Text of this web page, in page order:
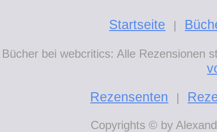
Startseite |
Bücher bei webcritics: Alle Rezensionen
Rezensenten
|
Copyrights © by